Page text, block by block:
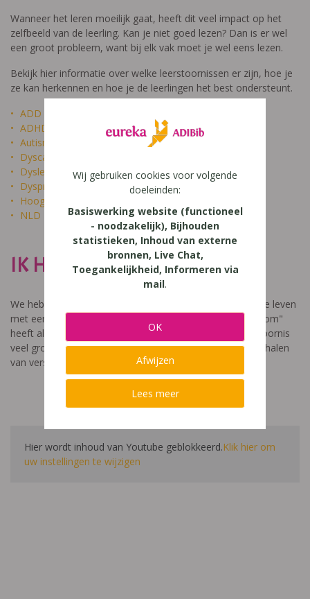
Wanneer het leren moeilijk gaat, heeft dit veel impact op het
zelfbeeld van de leerling. Kan je niet goed lezen? Dan is er wel
een groot probleem, want bij elk vak moet je wel eens lezen.
Bekijk hier informatie over welke leerstoornissen er zijn, hoe je
ze kan herkennen en hoe je de leerlingen het best ondersteunt.
ADD
ADHD
Autisme
Dyscalculie
Dyslexie
Dyspraxie
Hoogbegaafdheid
NLD
IK HEET NIET DOM
We hebben een video gemaakt die toont hoe het is om te leven
met een leerstoornis. De film met als titel: "Ik heet niet dom"
heeft als doel aan te tonen dat de impact van een leerstoornis
veel groter is dan enkel wat je ziet in de klas. Je hoort verhalen
van verschillende leerlingen en ouders.
Hier wordt inhoud van Youtube geblokkeerd.Klik hier om
uw instellingen te wijzigen
Wij gebruiken cookies voor volgende
doeleinden:
Basiswerking website (functioneel
- noodzakelijk), Bijhouden
statistieken, Inhoud van externe
bronnen, Live Chat,
Toegankelijkheid, Informeren via
mail.
OK
Afwijzen
Lees meer